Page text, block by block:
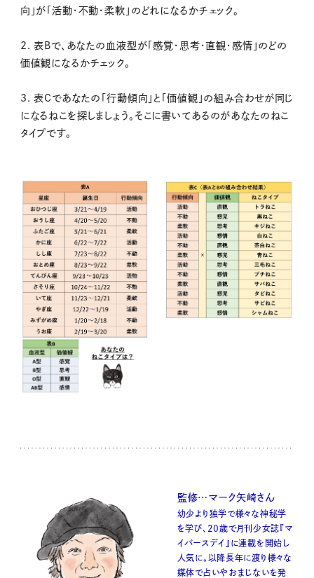
向」が「活動・不動・柔軟」のどれになるかチェック。
2. 表Bで、あなたの血液型が「感覚・思考・直観・感情」のどの
価値観になるかチェック。
3. 表Cであなたの「行動傾向」と「価値観」の組み合わせが同じ
になるねこを探しましょう。そこに書いてあるのがあなたのねこ
タイプです。
監修…マーク矢崎さん
幼少より独学で様々な神秘学
を学び、20歳で月刊少女誌『マ
イバースデイ』に連載を開始し
人気に。以降長年に渡り様々な
媒体で占いやおまじないを発